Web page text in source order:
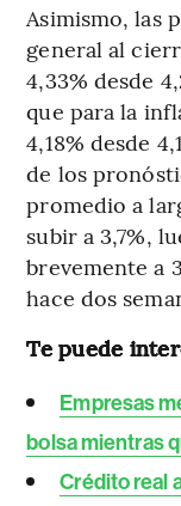
Asimismo, las
general al
4,33% desde
que para la
4,18% desde
de los
promedio a
subir a 3,7%,
brevemente a
hace dos
Te puede
Empresas
bolsa mientras
Crédito real